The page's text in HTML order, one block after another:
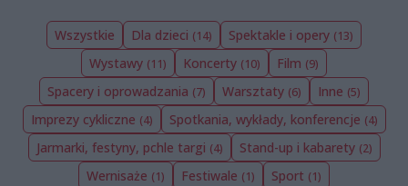
Wszystkie Dla dzieci (14) Spektakle i opery (13)
Wystawy (11) Koncerty (10) Film (9)
Spacery i oprowadzania (7) Warsztaty (6) Inne (5)
Imprezy cykliczne (4) Spotkania, wykłady, konferencje (4)
Jarmarki, festyny, pchle targi (4) Stand-up i kabarety (2)
Wernisaże (1) Festiwale (1) Sport (1)